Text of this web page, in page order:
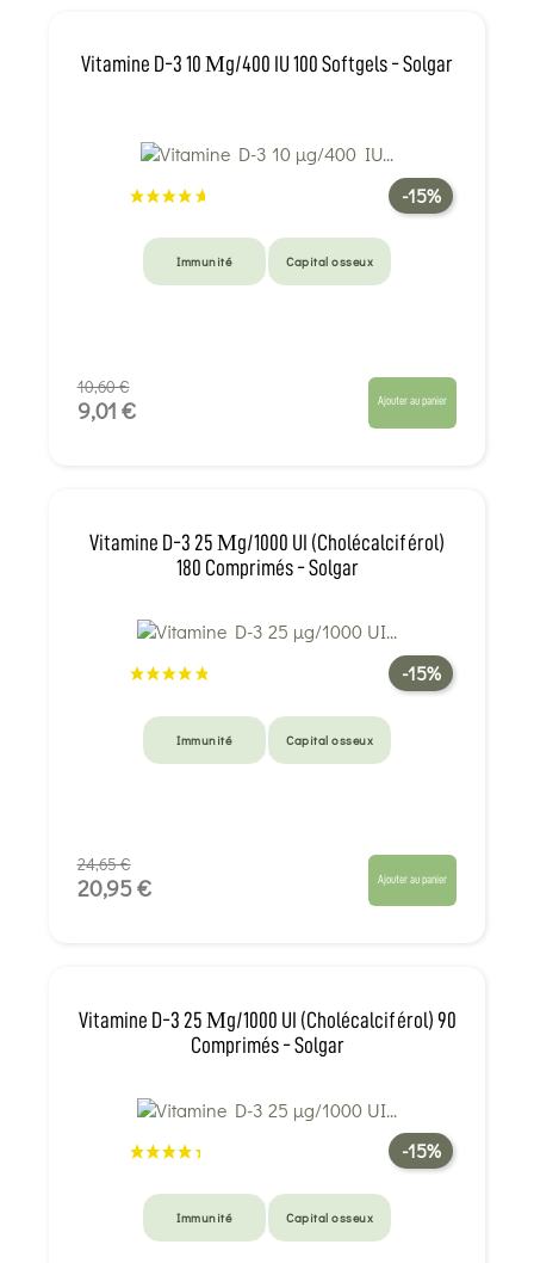
Vitamine D-3 10 Μg/400 IU 100 Softgels - Solgar
-15%
Immunité Capital osseux
10,60 €
9,01 € Ajouter au panier
Vitamine D-3 25 Μg/1000 UI (cholécalciférol)
180 Comprimés - Solgar
-15%
Immunité Capital osseux
24,65 €
20,95 € Ajouter au panier
Vitamine D-3 25 Μg/1000 UI (cholécalciférol) 90
Comprimés - Solgar
-15%
Immunité Capital osseux